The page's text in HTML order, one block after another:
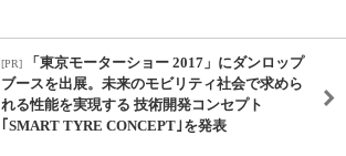
[PR]
「東京モーターショー 2017」にダンロップ
ブースを出展。未来のモビリティ社会で求めら
れる性能を実現する 技術開発コンセプト
｢SMART TYRE CONCEPT｣を発表